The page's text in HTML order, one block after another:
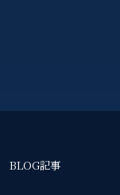
BLOG記事